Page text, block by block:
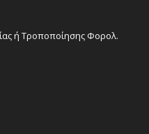
ή Τροποποίησης Φορολ.